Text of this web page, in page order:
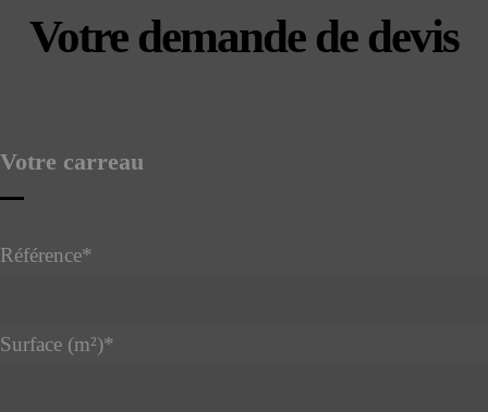
Votre demande de devis
Votre carreau
Référence*
Surface (m²)*